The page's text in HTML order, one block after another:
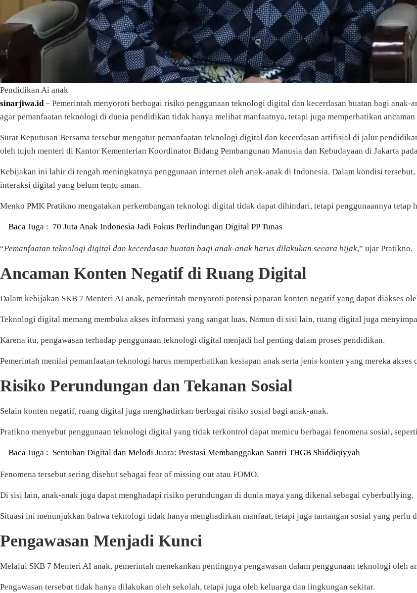
Pendidikan Ai anak
sinarjiwa.id– Pemerintah menyoroti berbagai risiko penggunaan teknologi digital dan kecerdasan buatan bagi
agar pemanfaatan teknologi di dunia pendidikan tidak hanya melihat manfaatnya, tetapi juga memperhatikan
Surat Keputusan Bersama tersebut mengatur pemanfaatan teknologi digital dan kecerdasan artifisial di jalur
oleh tujuh menteri di Kantor Kementerian Koordinator Bidang Pembangunan Manusia dan Kebudayaan di Jakarta
Kebijakan ini lahir di tengah meningkatnya penggunaan internet oleh anak-anak di Indonesia. Dalam kondisi
interaksi digital yang belum tentu aman.
Menko PMK Pratikno mengatakan perkembangan teknologi digital tidak dapat dihindari, tetapi penggunaannya tetap
Baca Juga : 70 Juta Anak Indonesia Jadi Fokus Perlindungan Digital PP Tunas
“Pemanfaatan teknologi digital dan kecerdasan buatan bagi anak-anak harus dilakukan secara bijak,” ujar Pratikno.
Ancaman Konten Negatif di Ruang Digital
Dalam kebijakan SKB 7 Menteri AI anak, pemerintah menyoroti potensi paparan konten negatif yang dapat diakses
Teknologi digital memang membuka akses informasi yang sangat luas. Namun di sisi lain, ruang digital juga
Karena itu, pengawasan terhadap penggunaan teknologi digital menjadi hal penting dalam proses pendidikan.
Pemerintah menilai pemanfaatan teknologi harus memperhatikan kesiapan anak serta jenis konten yang mereka akses
Risiko Perundungan dan Tekanan Sosial
Selain konten negatif, ruang digital juga menghadirkan berbagai risiko sosial bagi anak-anak.
Pratikno menyebut penggunaan teknologi digital yang tidak terkontrol dapat memicu berbagai fenomena sosial,
Baca Juga : Sentuhan Digital dan Melodi Juara: Prestasi Membanggakan Santri THGB Shiddiqiyyah
Fenomena tersebut sering disebut sebagai fear of missing out atau FOMO.
Di sisi lain, anak-anak juga dapat menghadapi risiko perundungan di dunia maya yang dikenal sebagai cyberbullying.
Situasi ini menunjukkan bahwa teknologi tidak hanya menghadirkan manfaat, tetapi juga tantangan sosial yang perlu
Pengawasan Menjadi Kunci
Melalui SKB 7 Menteri AI anak, pemerintah menekankan pentingnya pengawasan dalam penggunaan teknologi oleh
Pengawasan tersebut tidak hanya dilakukan oleh sekolah, tetapi juga oleh keluarga dan lingkungan sekitar.